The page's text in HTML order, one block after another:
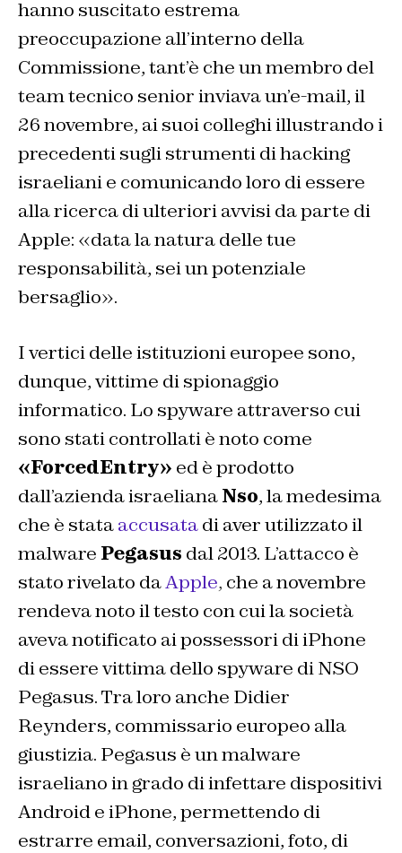
hanno suscitato estrema
preoccupazione all’interno della
Commissione, tant’è che un membro del
team tecnico senior inviava un’e-mail, il
26 novembre, ai suoi colleghi illustrando i
precedenti sugli strumenti di hacking
israeliani e comunicando loro di essere
alla ricerca di ulteriori avvisi da parte di
Apple: «data la natura delle tue
responsabilità, sei un potenziale
bersaglio».
I vertici delle istituzioni europee sono,
dunque, vittime di spionaggio
informatico. Lo spyware attraverso cui
sono stati controllati è noto come
«ForcedEntry» ed è prodotto
dall’azienda israelianaNso, la medesima
che è stataaccusatadi aver utilizzato il
malware Pegasus dal 2013. L’attacco è
stato rivelato daApple, che a novembre
rendeva noto il testo con cui la società
aveva notificato ai possessori di iPhone
di essere vittima dello spyware di NSO
Pegasus. Tra loro anche Didier
Reynders, commissario europeo alla
giustizia. Pegasus è un malware
israeliano in grado di infettare dispositivi
Android e iPhone, permettendo di
estrarre email, conversazioni, foto, di